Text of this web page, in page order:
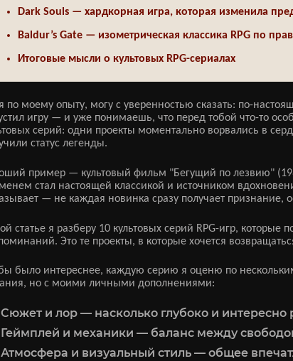
Dark Souls — хардкорная игра, которая изменила
Baldur’s Gate — изометрическая классика RPG по
Итоговые мысли о культовых RPG-сериалах
по моему опыту, могу с уверенностью сказать: по-
игру — и уже понимаешь, что перед тобой что-то
серий: одни проекты моментально ворвались в
статус легенды.
пример — культовый фильм "Бегущий по лезвию"
стал настоящей классикой и источником
— не каждая новинка сразу получает
статье я разберу 10 культовых серий RPG-игр,
Это те проекты, в которые хочется
было интереснее, каждую серию я оценю по
но с моими личными дополнениями:
Сюжет и лор — насколько глубоко и интересно
Геймплей и механики — баланс между
Атмосфера и визуальный стиль — общее